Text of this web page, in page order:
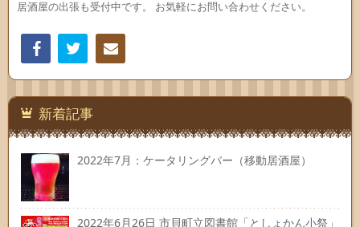
居酒屋の出張も受付中です。 お気軽にお問い合わせください。
Facebook
連絡
新着記事
2022年7月：ケータリングバー（移動居酒屋）
2022年6月26日 市貝町立図書館「としょかん小祭」